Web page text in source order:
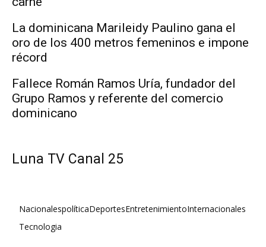
La dominicana Marileidy Paulino gana el
oro de los 400 metros femeninos e impone
récord
Fallece Román Ramos Uría, fundador del
Grupo Ramos y referente del comercio
dominicano
Luna TV Canal 25
NacionalespolíticaDeportesEntretenimientoInternacionales
Tecnologia